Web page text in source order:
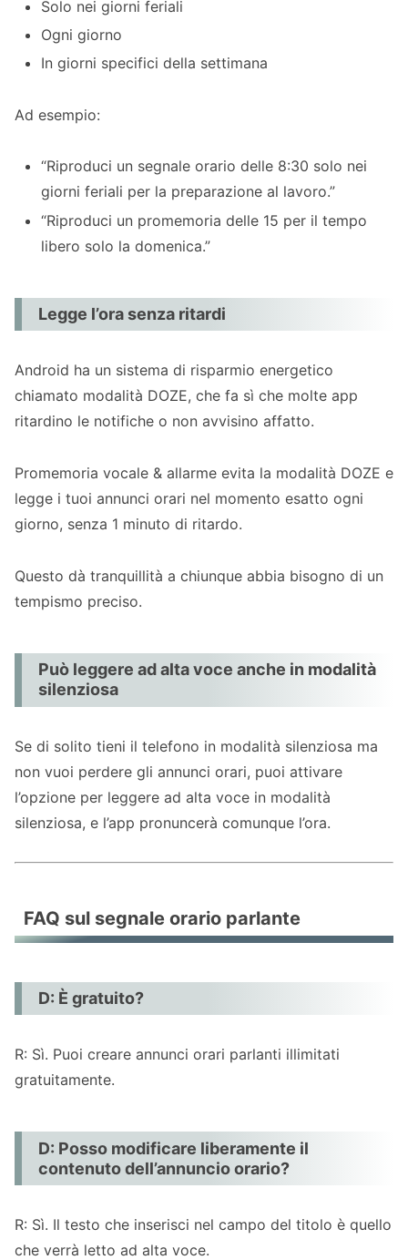
Solo nei giorni feriali
Ogni giorno
In giorni specifici della settimana
Ad esempio:
“Riproduci un segnale orario delle 8:30 solo nei
giorni feriali per la preparazione al lavoro.”
“Riproduci un promemoria delle 15 per il tempo
libero solo la domenica.”
Legge l’ora senza ritardi
Android ha un sistema di risparmio energetico
chiamato modalità DOZE, che fa sì che molte app
ritardino le notifiche o non avvisino affatto.
Promemoria vocale & allarme evita la modalità DOZE e
legge i tuoi annunci orari nel momento esatto ogni
giorno, senza 1 minuto di ritardo.
Questo dà tranquillità a chiunque abbia bisogno di un
tempismo preciso.
Può leggere ad alta voce anche in modalità
silenziosa
Se di solito tieni il telefono in modalità silenziosa ma
non vuoi perdere gli annunci orari, puoi attivare
l’opzione per leggere ad alta voce in modalità
silenziosa, e l’app pronuncerà comunque l’ora.
FAQ sul segnale orario parlante
D: È gratuito?
R: Sì. Puoi creare annunci orari parlanti illimitati
gratuitamente.
D: Posso modificare liberamente il
contenuto dell’annuncio orario?
R: Sì. Il testo che inserisci nel campo del titolo è quello
che verrà letto ad alta voce.